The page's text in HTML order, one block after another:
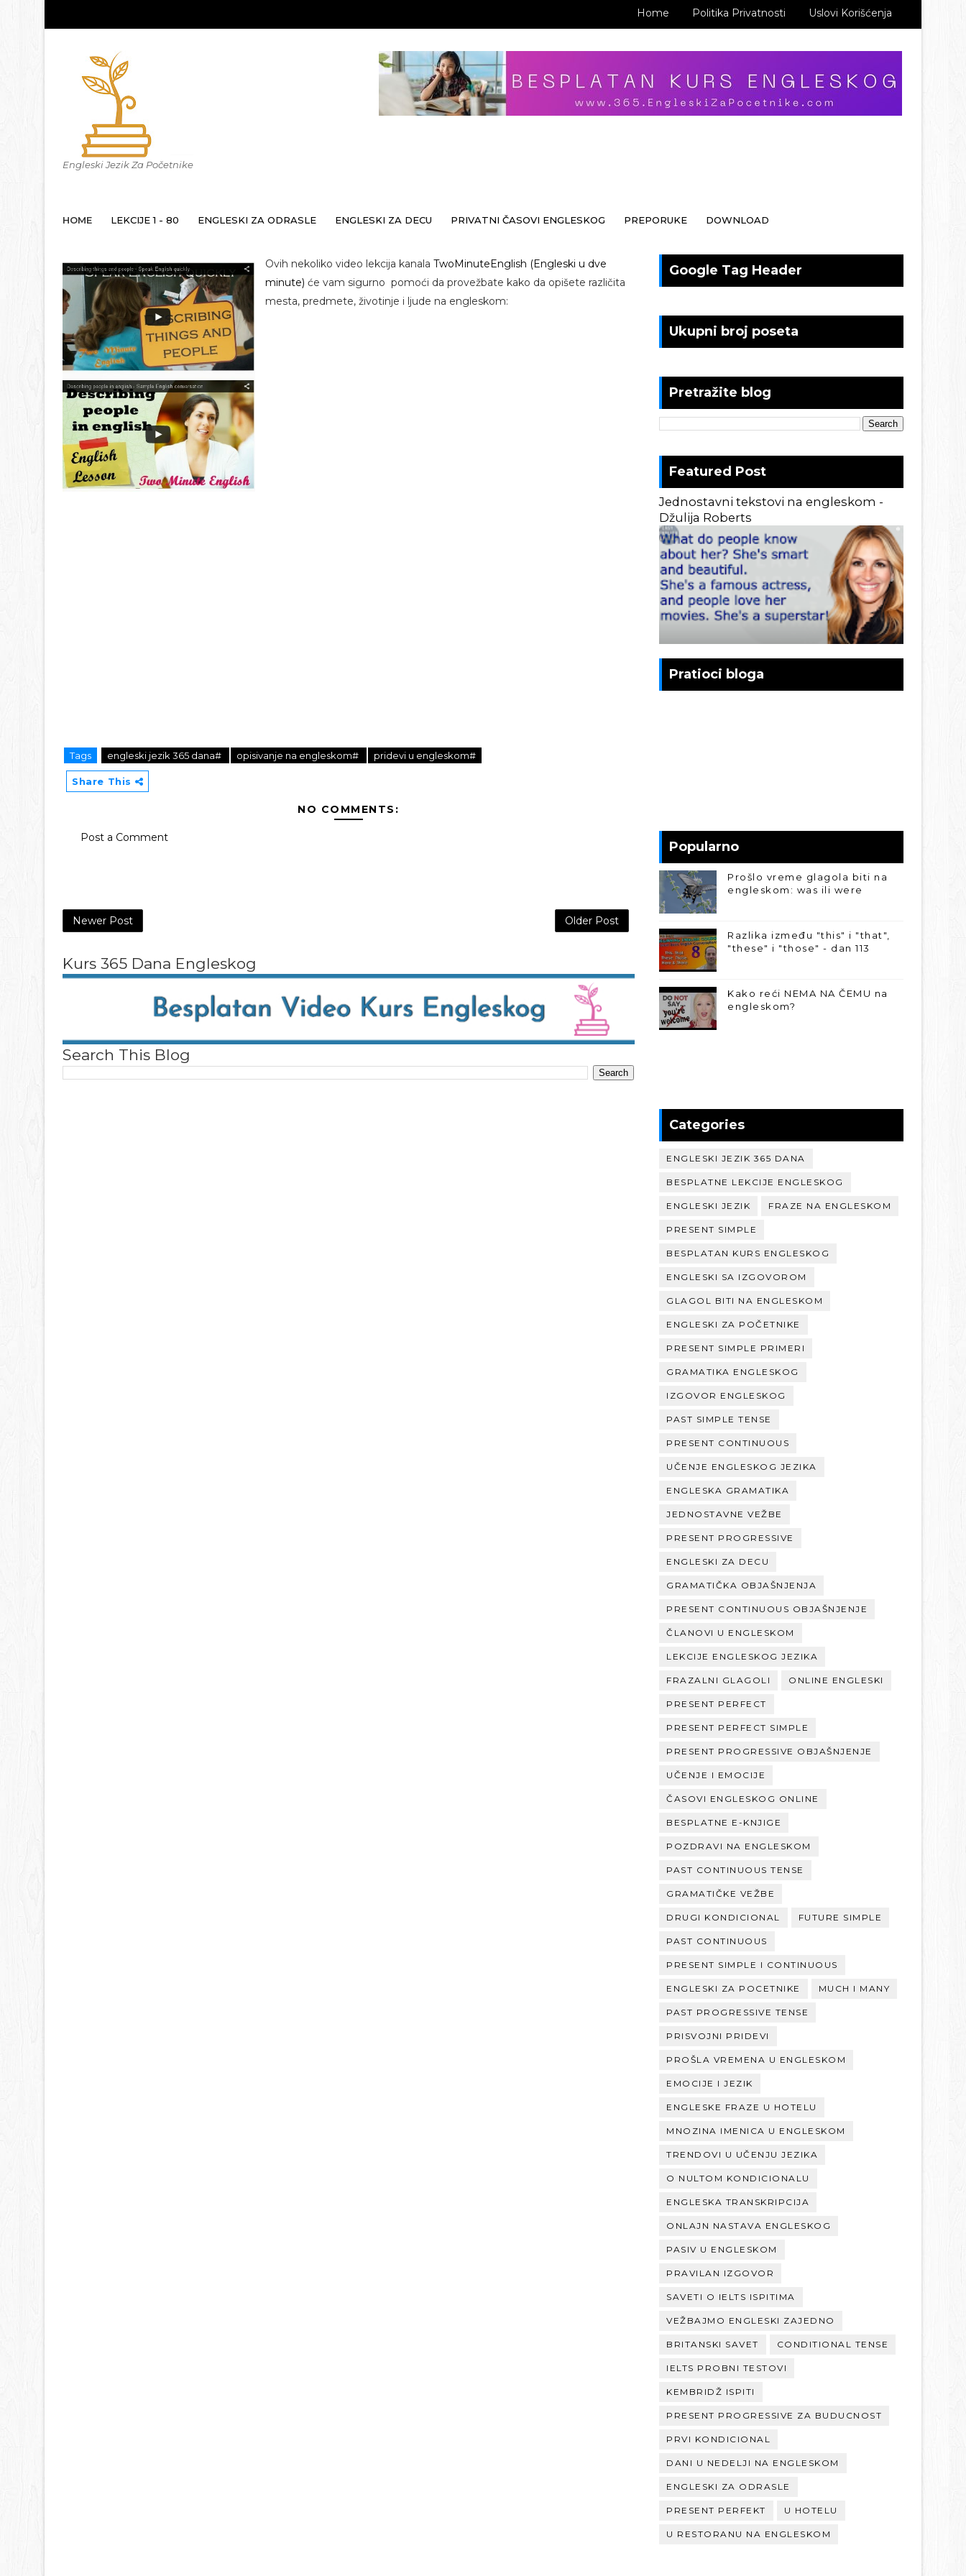
Home Politika Privatnosti Uslovi Korišćenja
Engleski Jezik Za Početnike
HOME LEKCIJE 1 - 80 ENGLESKI ZA ODRASLE ENGLESKI ZA DECU PRIVATNI ČASOVI ENGLESKOG PREPORUKE DOWNLOAD
Ovih nekoliko video lekcija kanala TwoMinuteEnglish (Engleski u dve
minute) će vam sigurno pomoći da provežbate kako da opišete različita
mesta, predmete, životinje i ljude na engleskom:
Tags engleski jezik 365 dana# opisivanje na engleskom# pridevi u engleskom#
Share This
NO COMMENTS:
Post a Comment
Newer Post Older Post
Kurs 365 Dana Engleskog
Search This Blog
Google Tag Header
Ukupni broj poseta
Pretražite blog
Featured Post
Jednostavni tekstovi na engleskom -
Džulija Roberts
Pratioci bloga
Popularno
Prošlo vreme glagola biti na
engleskom: was ili were
Razlika između "this" i "that",
"these" i "those" - dan 113
Kako reći NEMA NA ČEMU na
engleskom?
Categories
ENGLESKI JEZIK 365 DANA
BESPLATNE LEKCIJE ENGLESKOG
ENGLESKI JEZIK FRAZE NA ENGLESKOM
PRESENT SIMPLE
BESPLATAN KURS ENGLESKOG
ENGLESKI SA IZGOVOROM
GLAGOL BITI NA ENGLESKOM
ENGLESKI ZA POČETNIKE
PRESENT SIMPLE PRIMERI
GRAMATIKA ENGLESKOG
IZGOVOR ENGLESKOG
PAST SIMPLE TENSE
PRESENT CONTINUOUS
UČENJE ENGLESKOG JEZIKA
ENGLESKA GRAMATIKA
JEDNOSTAVNE VEŽBE
PRESENT PROGRESSIVE
ENGLESKI ZA DECU
GRAMATIČKA OBJAŠNJENJA
PRESENT CONTINUOUS OBJAŠNJENJE
ČLANOVI U ENGLESKOM
LEKCIJE ENGLESKOG JEZIKA
FRAZALNI GLAGOLI ONLINE ENGLESKI
PRESENT PERFECT
PRESENT PERFECT SIMPLE
PRESENT PROGRESSIVE OBJAŠNJENJE
UČENJE I EMOCIJE
ČASOVI ENGLESKOG ONLINE
BESPLATNE E-KNJIGE
POZDRAVI NA ENGLESKOM
PAST CONTINUOUS TENSE
GRAMATIČKE VEŽBE
DRUGI KONDICIONAL FUTURE SIMPLE
PAST CONTINUOUS
PRESENT SIMPLE I CONTINUOUS
ENGLESKI ZA POCETNIKE MUCH I MANY
PAST PROGRESSIVE TENSE
PRISVOJNI PRIDEVI
PROŠLA VREMENA U ENGLESKOM
EMOCIJE I JEZIK
ENGLESKE FRAZE U HOTELU
MNOZINA IMENICA U ENGLESKOM
TRENDOVI U UČENJU JEZIKA
O NULTOM KONDICIONALU
ENGLESKA TRANSKRIPCIJA
ONLAJN NASTAVA ENGLESKOG
PASIV U ENGLESKOM
PRAVILAN IZGOVOR
SAVETI O IELTS ISPITIMA
VEŽBAJMO ENGLESKI ZAJEDNO
BRITANSKI SAVET CONDITIONAL TENSE
IELTS PROBNI TESTOVI
KEMBRIDŽ ISPITI
PRESENT PROGRESSIVE ZA BUDUCNOST
PRVI KONDICIONAL
DANI U NEDELJI NA ENGLESKOM
ENGLESKI ZA ODRASLE
PRESENT PERFEKT U HOTELU
U RESTORANU NA ENGLESKOM